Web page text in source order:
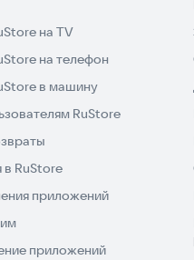
на TV
на телефон
в машину
RuStore
в RuStore
приложений
приложений